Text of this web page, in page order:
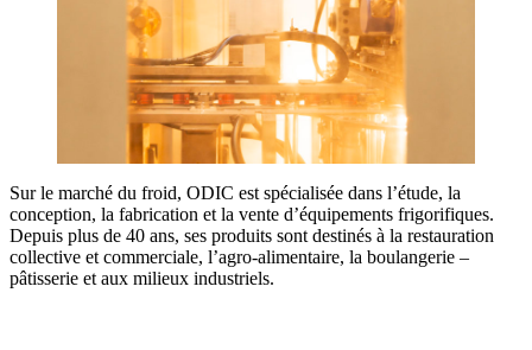
Sur le marché du froid, ODIC est spécialisée dans l’étude, la
conception, la fabrication et la vente d’équipements frigorifiques.
Depuis plus de 40 ans, ses produits sont destinés à la restauration
collective et commerciale, l’agro-alimentaire, la boulangerie –
pâtisserie et aux milieux industriels.